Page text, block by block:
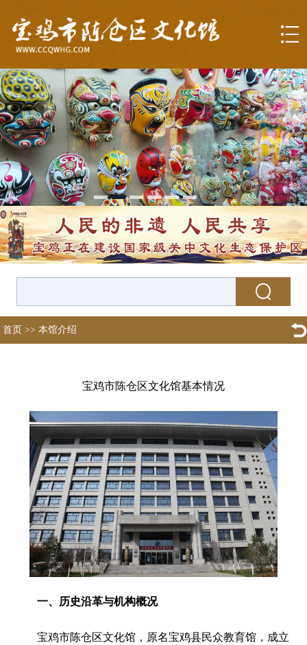
首页 >> 本馆介绍
宝鸡市陈仓区文化馆基本情况
一、历史沿革与机构概况
宝鸡市陈仓区文化馆，原名宝鸡县民众教育馆，成立